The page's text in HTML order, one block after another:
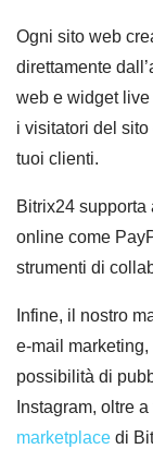
Ogni sito web
direttamente
web e widget
i visitatori del
tuoi clienti.
Bitrix24 supporta
online come
strumenti di
Infine, il nostro
e-mail
possibilità di
Instagram, oltre
marketplace di